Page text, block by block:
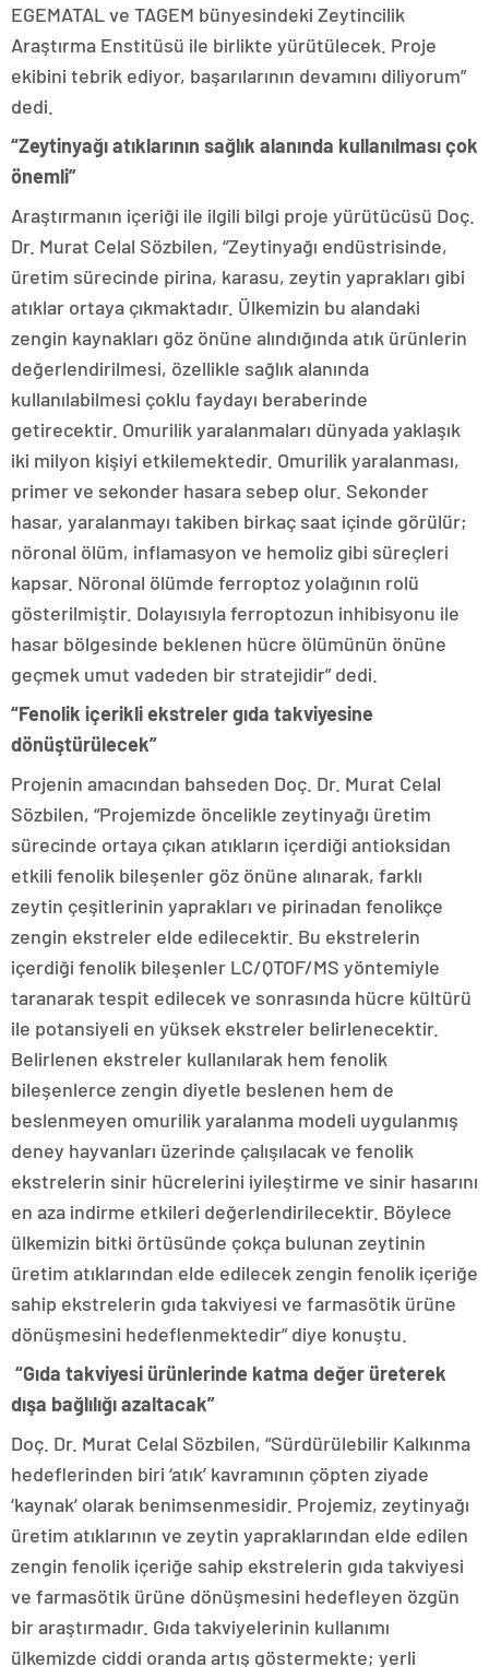
EGEMATAL ve TAGEM bünyesindeki Zeytincilik
Araştırma Enstitüsü ile birlikte yürütülecek. Proje
ekibini tebrik ediyor, başarılarının devamını diliyorum”
dedi.
“Zeytinyağı atıklarının sağlık alanında kullanılması çok
önemli”
Araştırmanın içeriği ile ilgili bilgi proje yürütücüsü Doç.
Dr. Murat Celal Sözbilen, “Zeytinyağı endüstrisinde,
üretim sürecinde pirina, karasu, zeytin yaprakları gibi
atıklar ortaya çıkmaktadır. Ülkemizin bu alandaki
zengin kaynakları göz önüne alındığında atık ürünlerin
değerlendirilmesi, özellikle sağlık alanında
kullanılabilmesi çoklu faydayı beraberinde
getirecektir. Omurilik yaralanmaları dünyada yaklaşık
iki milyon kişiyi etkilemektedir. Omurilik yaralanması,
primer ve sekonder hasara sebep olur. Sekonder
hasar, yaralanmayı takiben birkaç saat içinde görülür;
nöronal ölüm, inflamasyon ve hemoliz gibi süreçleri
kapsar. Nöronal ölümde ferroptoz yolağının rolü
gösterilmiştir. Dolayısıyla ferroptozun inhibisyonu ile
hasar bölgesinde beklenen hücre ölümünün önüne
geçmek umut vadeden bir stratejidir” dedi.
“Fenolik içerikli ekstreler gıda takviyesine
dönüştürülecek”
Projenin amacından bahseden Doç. Dr. Murat Celal
Sözbilen, “Projemizde öncelikle zeytinyağı üretim
sürecinde ortaya çıkan atıkların içerdiği antioksidan
etkili fenolik bileşenler göz önüne alınarak, farklı
zeytin çeşitlerinin yaprakları ve pirinadan fenolikçe
zengin ekstreler elde edilecektir. Bu ekstrelerin
içerdiği fenolik bileşenler LC/QTOF/MS yöntemiyle
taranarak tespit edilecek ve sonrasında hücre kültürü
ile potansiyeli en yüksek ekstreler belirlenecektir.
Belirlenen ekstreler kullanılarak hem fenolik
bileşenlerce zengin diyetle beslenen hem de
beslenmeyen omurilik yaralanma modeli uygulanmış
deney hayvanları üzerinde çalışılacak ve fenolik
ekstrelerin sinir hücrelerini iyileştirme ve sinir hasarını
en aza indirme etkileri değerlendirilecektir. Böylece
ülkemizin bitki örtüsünde çokça bulunan zeytinin
üretim atıklarından elde edilecek zengin fenolik içeriğe
sahip ekstrelerin gıda takviyesi ve farmasötik ürüne
dönüşmesini hedeflenmektedir” diye konuştu.
“Gıda takviyesi ürünlerinde katma değer üreterek
dışa bağlılığı azaltacak”
Doç. Dr. Murat Celal Sözbilen, “Sürdürülebilir Kalkınma
hedeflerinden biri ‘atık’ kavramının çöpten ziyade
‘kaynak’ olarak benimsenmesidir. Projemiz, zeytinyağı
üretim atıklarının ve zeytin yapraklarından elde edilen
zengin fenolik içeriğe sahip ekstrelerin gıda takviyesi
ve farmasötik ürüne dönüşmesini hedefleyen özgün
bir araştırmadır. Gıda takviyelerinin kullanımı
ülkemizde ciddi oranda artış göstermekte; yerli